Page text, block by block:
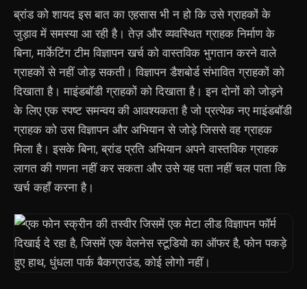
ब्रांड को शायद इस बात का एहसास भी न हो कि उसे ग्राहकों के
जुड़ाव में समस्या आ रही है। तेज़ और व्यवस्थित ग्राहक निर्माण के
बिना, मार्केटिंग टीम विज्ञापन खर्च को वास्तविक भुगतान करने वाले
ग्राहकों से नहीं जोड़ सकती। विज्ञापन डैशबोर्ड संभावित ग्राहकों को
दिखाता है। माइंडबॉडी ग्राहकों को दिखाता है। इन दोनों को जोड़ने
के लिए एक स्पष्ट समन्वय की आवश्यकता है जो प्रत्येक नए माइंडबॉडी
ग्राहक को उस विज्ञापन और अभियान से जोड़े जिससे वह ग्राहक
मिला है। इसके बिना, ब्रांड प्रति अभियान अपने वास्तविक ग्राहक
लागत की गणना नहीं कर सकता और उसे यह पता नहीं चल पाता कि
खर्च कहाँ करना है।